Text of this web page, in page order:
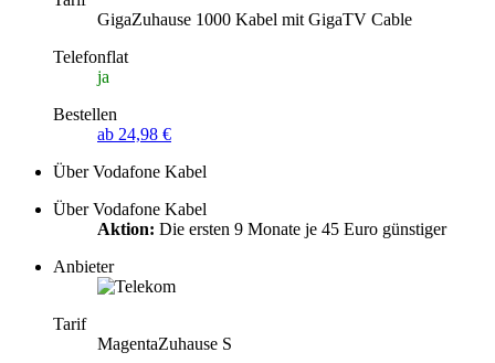
GigaZuhause 1000 Kabel mit GigaTV Cable
Telefonflat
ja
Bestellen
ab 24,98 €
Über Vodafone Kabel
Über Vodafone Kabel
Aktion: Die ersten 9 Monate je 45 Euro günstiger
Anbieter
Tarif
MagentaZuhause S